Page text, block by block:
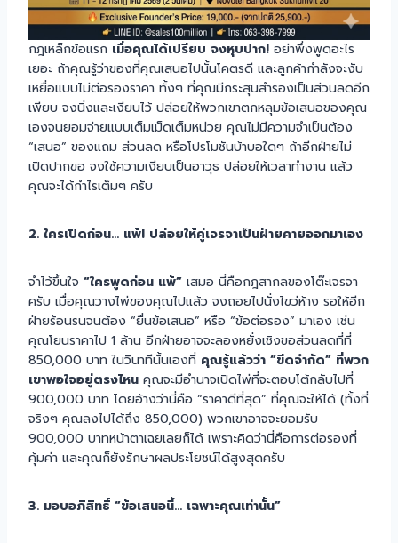
กฎเหล็กข้อแรก เมื่อคุณได้เปรียบ จงหุบปาก! อย่าพึ่งพูดอะไร
เยอะ ถ้าคุณรู้ว่าของที่คุณเสนอไปนั้นโคตรดี และลูกค้ากำลังจะงับ
เหยื่อแบบไม่ต่อรองราคา ทั้งๆ ที่คุณมีกระสุนสำรองเป็นส่วนลดอีก
เพียบ จงนิ่งและเงียบไว้ ปล่อยให้พวกเขาตกหลุมข้อเสนอของคุณ
เองจนยอมจ่ายแบบเต็มเม็ดเต็มหน่วย คุณไม่มีความจำเป็นต้อง
“เสนอ” ของแถม ส่วนลด หรือโปรโมชันบ้าบอใดๆ ถ้าอีกฝ่ายไม่
เปิดปากขอ จงใช้ความเงียบเป็นอาวุธ ปล่อยให้เวลาทำงาน แล้ว
คุณจะได้กำไรเต็มๆ ครับ
2. ใครเปิดก่อน… แพ้! ปล่อยให้คู่เจรจาเป็นฝ่ายคายออกมาเอง
จำไว้ขึ้นใจ “ใครพูดก่อน แพ้” เสมอ นี่คือกฎสากลของโต๊ะเจรจา
ครับ เมื่อคุณวางไพ่ของคุณไปแล้ว จงถอยไปนั่งไขว่ห้าง รอให้อีก
ฝ่ายร้อนรนจนต้อง “ยื่นข้อเสนอ” หรือ “ข้อต่อรอง” มาเอง เช่น
คุณโยนราคาไป 1 ล้าน อีกฝ่ายอาจจะลองหยั่งเชิงขอส่วนลดที่ที่
850,000 บาท ในวินาทีนั้นเองที่ คุณรู้แล้วว่า “ขีดจำกัด” ที่พวก
เขาพอใจอยู่ตรงไหน คุณจะมีอำนาจเปิดไพ่ที่จะตอบโต้กลับไปที่
900,000 บาท โดยอ้างว่านี่คือ “ราคาดีที่สุด” ที่คุณจะให้ได้ (ทั้งที่
จริงๆ คุณลงไปได้ถึง 850,000) พวกเขาอาจจะยอมรับ
900,000 บาทหน้าตาเฉยเลยก็ได้ เพราะคิดว่านี่คือการต่อรองที่
คุ้มค่า และคุณก็ยังรักษาผลประโยชน์ได้สูงสุดครับ
3. มอบอภิสิทธิ์ “ข้อเสนอนี้… เฉพาะคุณเท่านั้น”